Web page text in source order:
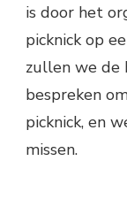
is door het
picknick op
zullen we de
bespreken
picknick, en
missen.